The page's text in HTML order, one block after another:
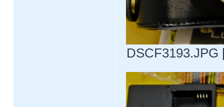
DSCF3193.JPG